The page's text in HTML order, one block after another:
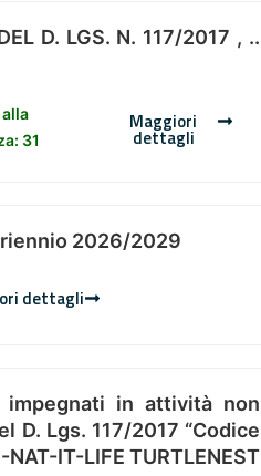
D. LGS. N. 117/2017 , ..
31
Maggiori
dettagli
2026/2029
dettagli
in attività non
Lgs. 117/2017 “Codice
IT-LIFE TURTLENEST